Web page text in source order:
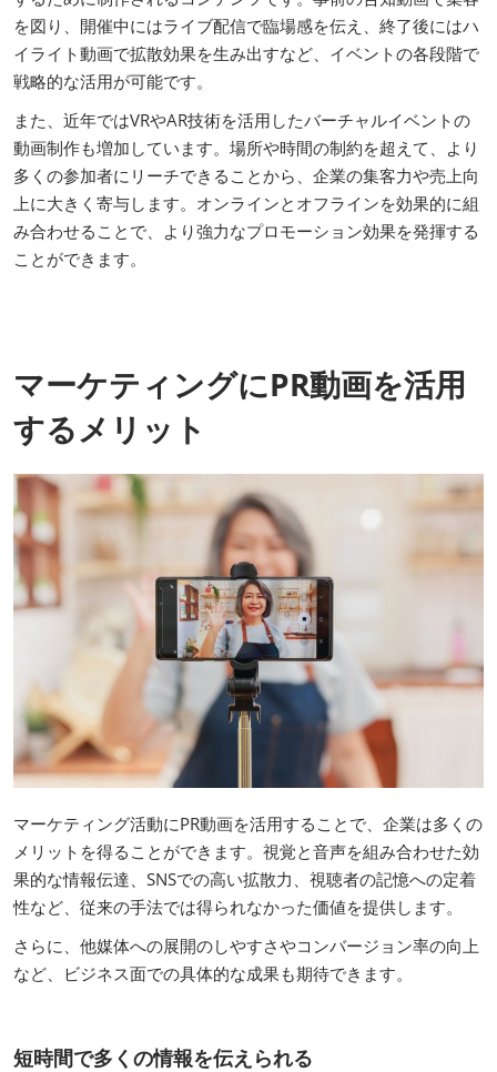
を図り、開催中にはライブ配信で臨場感を伝え、終了後にはハ
イライト動画で拡散効果を生み出すなど、イベントの各段階で
戦略的な活用が可能です。
また、近年ではVRやAR技術を活用したバーチャルイベントの
動画制作も増加しています。場所や時間の制約を超えて、より
多くの参加者にリーチできることから、企業の集客力や売上向
上に大きく寄与します。オンラインとオフラインを効果的に組
み合わせることで、より強力なプロモーション効果を発揮する
ことができます。
マーケティングにPR動画を活用
するメリット
マーケティング活動にPR動画を活用することで、企業は多くの
メリットを得ることができます。視覚と音声を組み合わせた効
果的な情報伝達、SNSでの高い拡散力、視聴者の記憶への定着
性など、従来の手法では得られなかった価値を提供します。
さらに、他媒体への展開のしやすさやコンバージョン率の向上
など、ビジネス面での具体的な成果も期待できます。
短時間で多くの情報を伝えられる